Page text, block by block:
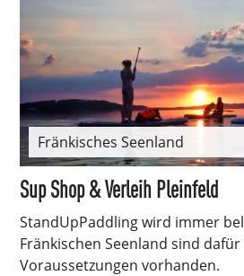
Fränkisches Seenland
Sup Shop & Verleih Pleinfeld
StandUpPaddling wird immer
Fränkischen Seenland sind
Voraussetzungen vorhanden.